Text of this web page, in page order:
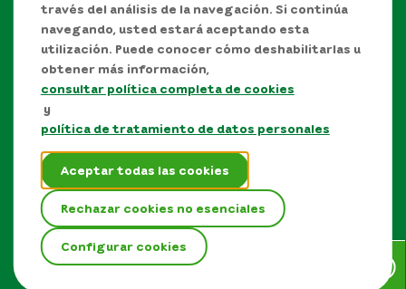
través del análisis de la navegación. Si continúa
navegando, usted estará aceptando esta
utilización. Puede conocer cómo deshabilitarlas u
obtener más información,
consultar política completa de cookies
y
política de tratamiento de datos personales
Aceptar todas las cookies
Rechazar cookies no esenciales
Configurar cookies
Manual de Derechos de Autor y/o autorización de
uso sobre los contenidos
Política de protección de datos personales
Términos y condiciones del sitio
Mapa del sitio
EPM © Todos los derechos reservados 2026